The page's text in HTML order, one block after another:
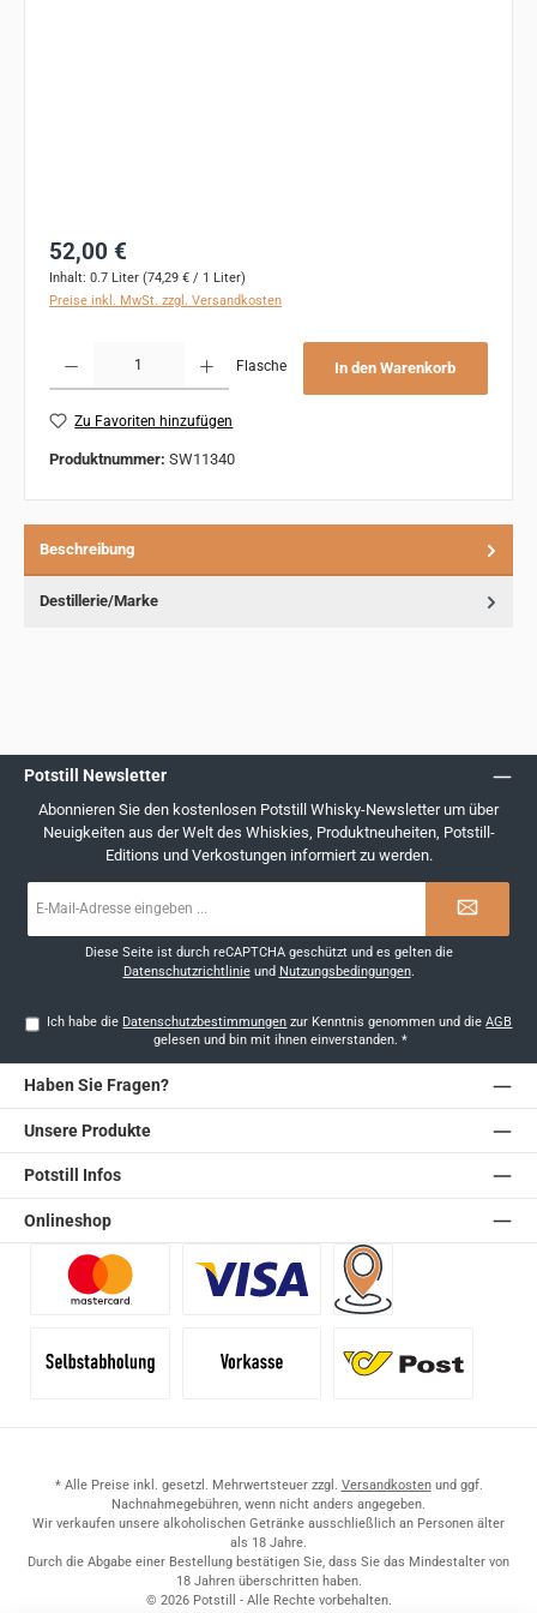
Regulärer Preis:
52,00 €
Inhalt: 0.7 Liter (74,29 € / 1 Liter)
Preise inkl. MwSt. zzgl. Versandkosten
Flasche In den Warenkorb
Zu Favoriten hinzufügen
Produktnummer: SW11340
Beschreibung
Destillerie/Marke
Potstill Newsletter
Abonnieren Sie den kostenlosen Potstill Whisky-Newsletter um über
Neuigkeiten aus der Welt des Whiskies, Produktneuheiten, Potstill-
Editions und Verkostungen informiert zu werden.
Mail-
Diese Seite ist durch reCAPTCHA geschützt und es gelten die
Datenschutzrichtlinieund Nutzungsbedingungen.
Ich habe die Datenschutzbestimmungen zur Kenntnis genommen und dieAGB
gelesen und bin mit ihnen einverstanden. *
Haben Sie Fragen?
Unsere Produkte
Potstill Infos
Onlineshop
* Alle Preise inkl. gesetzl. Mehrwertsteuer zzgl. Versandkostenund ggf.
Nachnahmegebühren, wenn nicht anders angegeben.
Wir verkaufen unsere alkoholischen Getränke ausschließlich an Personen älter
als 18 Jahre.
Durch die Abgabe einer Bestellung bestätigen Sie, dass Sie das Mindestalter von
18 Jahren überschritten haben.
© 2026 Potstill - Alle Rechte vorbehalten.